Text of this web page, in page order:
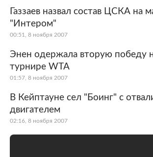
Газзаев назвал состав ЦСКА на
"Интером"
00:51, 8 ноября 2007
Энен одержала вторую победу
турнире WTA
01:57, 8 ноября 2007
В Кейптауне сел "Боинг" с
двигателем
02:16, 8 ноября 2007